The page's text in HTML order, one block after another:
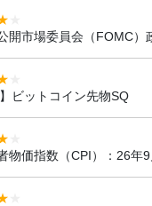
開市場委員会（FOMC）
】ビットコイン先物SQ
物価指数（CPI）：26年